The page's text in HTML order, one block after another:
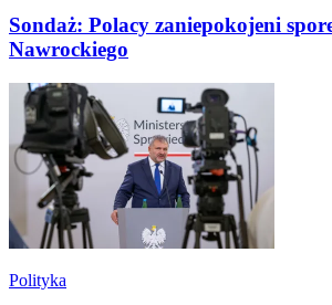
Sondaż: Polacy zaniepokojeni
Nawrockiego
Polityka